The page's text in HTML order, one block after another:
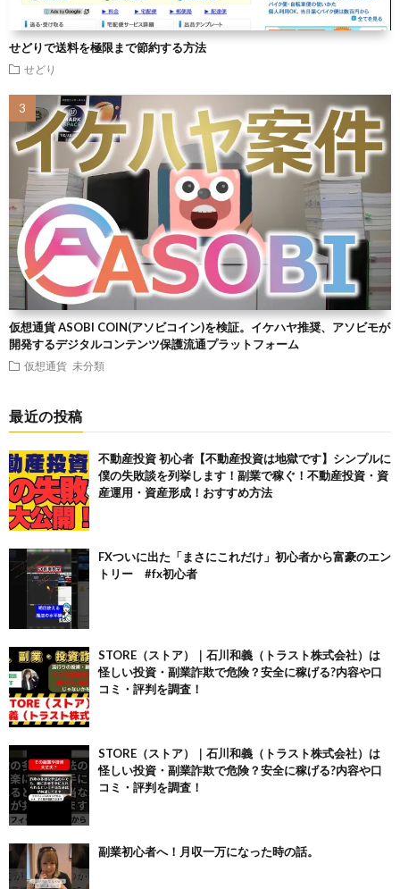
せどりで送料を極限まで節約する方法
せどり
仮想通貨 ASOBI COIN(アソビコイン)を検証。イケハヤ推奨、アソビモが
開発するデジタルコンテンツ保護流通プラットフォーム
仮想通貨 未分類
最近の投稿
不動産投資 初心者【不動産投資は地獄です】シンプルに
僕の失敗談を列挙します！副業で稼ぐ！不動産投資・資
産運用・資産形成！おすすめ方法
FXついに出た「まさにこれだけ」初心者から富豪のエン
トリー #fx初心者
STORE（ストア）｜石川和義（トラスト株式会社）は
怪しい投資・副業詐欺で危険？安全に稼げる?内容や口
コミ・評判を調査！
STORE（ストア）｜石川和義（トラスト株式会社）は
怪しい投資・副業詐欺で危険？安全に稼げる?内容や口
コミ・評判を調査！
副業初心者へ！月収一万になった時の話。